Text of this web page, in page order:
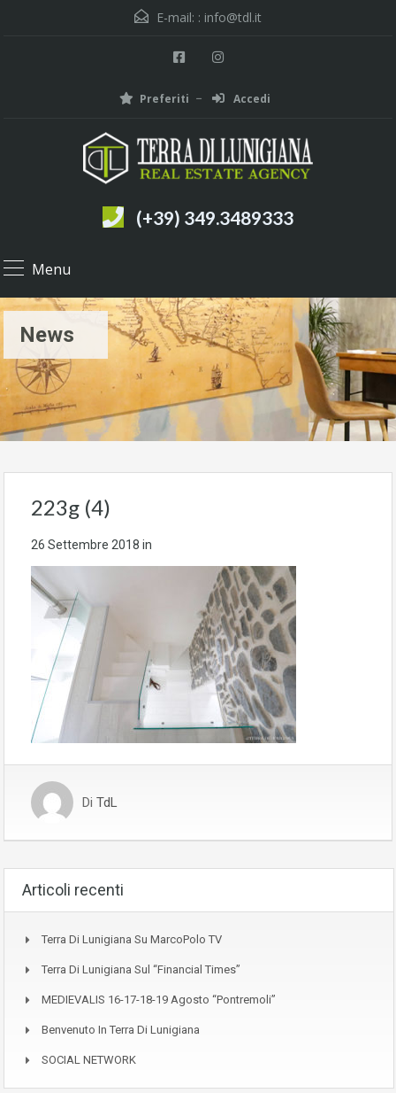
E-mail: : info@tdl.it
Preferiti Accedi
(+39) 349.3489333
Menu
News
223g (4)
26 Settembre 2018 in
Di TdL
Articoli recenti
Terra Di Lunigiana Su MarcoPolo TV
Terra Di Lunigiana Sul “Financial Times”
MEDIEVALIS 16-17-18-19 Agosto “Pontremoli”
Benvenuto In Terra Di Lunigiana
SOCIAL NETWORK